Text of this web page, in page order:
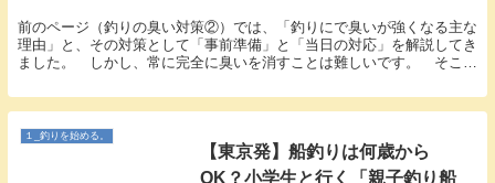
前のページ（釣りの臭い対策②）では、「釣りにで臭いが強くなる主な
理由」と、その対策として「事前準備」と「当日の対応」を解説してき
ました。 しかし、常に完全に臭いを消すことは難しいです。 そこ
１_釣りを始める。
【東京発】船釣りは何歳から
OK？小学生と行く「親子釣り船